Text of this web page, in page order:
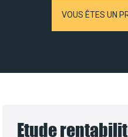
VOUS ÊTES UN
Etude